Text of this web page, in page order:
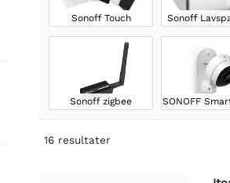
Sonoff Touch Sonoff
Sonoff zigbee
16 resultater